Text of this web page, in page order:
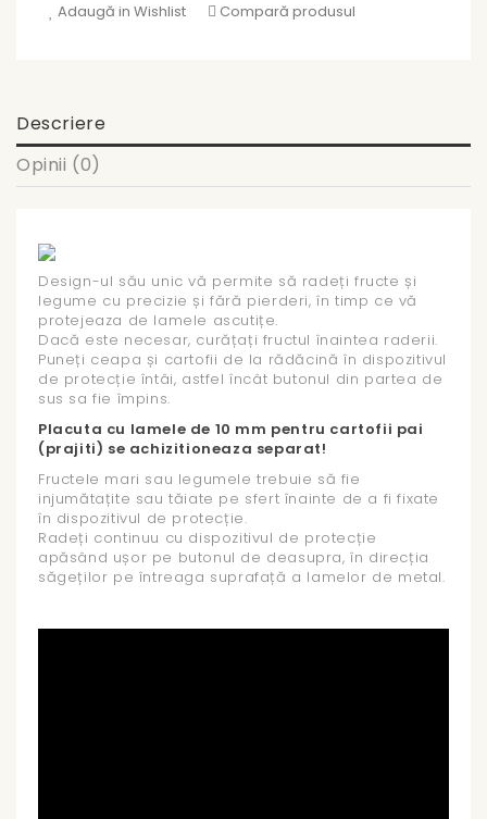
Adaugă in Wishlist Compară produsul
Descriere
Opinii (0)
Design-ul său unic vă permite să radeți fructe și
legume cu precizie și fără pierderi, în timp ce vă
protejeaza de lamele ascutițe.
Dacă este necesar, curățați fructul înaintea raderii.
Puneți ceapa și cartofii de la rădăcină în dispozitivul
de protecție întâi, astfel încât butonul din partea de
sus sa fie împins.
Placuta cu lamele de 10 mm pentru cartofii pai
(prajiti) se achizitioneaza separat!
Fructele mari sau legumele trebuie să fie
injumătațite sau tăiate pe sfert înainte de a fi fixate
în dispozitivul de protecție.
Radeți continuu cu dispozitivul de protecție
apăsând ușor pe butonul de deasupra, în direcția
săgeților pe întreaga suprafață a lamelor de metal.